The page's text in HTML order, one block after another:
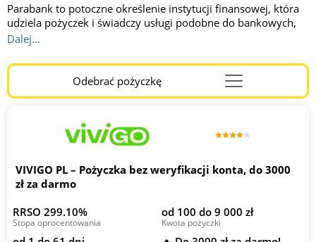
Parabank to potoczne określenie instytucji finansowej, która
udziela pożyczek i świadczy usługi podobne do bankowych,
ale nie jest bankiem i nie podlega nadzorowi Komisji Nadzoru
Finansowego (KNF) w takim samym zakresie jak tradycyjne
banki. Parabanki działają na podstawie innych przepisów (np.
kodeksu cywilnego), dlatego mogą mieć mniej rygorystyczne
wymagania wobec klientów – np. nie sprawdzają BIK i
dochody czy zadłużenia.
Dalej...
Odebrać pożyczkęMenu
Burger
VIVIGO PL – Pożyczka bez weryfikacji konta, do 3000
zł za darmo
RRSO 299.10%
Stopa oprocentowania
od 100 do 9 000 zł
Kwota pożyczki